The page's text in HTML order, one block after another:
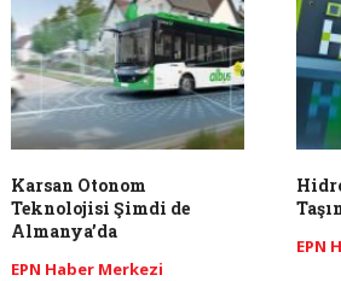
Karsan Otonom
Teknolojisi Şimdi de
Almanya’da
EPN Haber Merkezi
EPN